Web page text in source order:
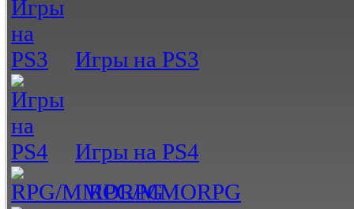
Игры на PS3
Игры на PS4
RPG/MMORPG